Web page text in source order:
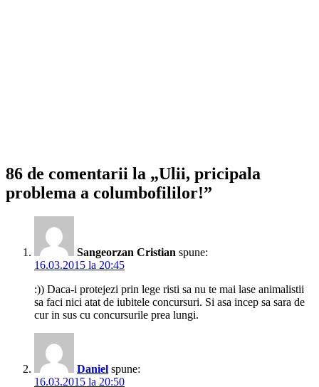
86 de comentarii la „Ulii, pricipala
problema a columbofililor!”
Sangeorzan Cristian spune:
16.03.2015 la 20:45
:)) Daca-i protejezi prin lege risti sa nu te mai lase animalistii
sa faci nici atat de iubitele concursuri. Si asa incep sa sara de
cur in sus cu concursurile prea lungi.
Daniel spune:
16.03.2015 la 20:50